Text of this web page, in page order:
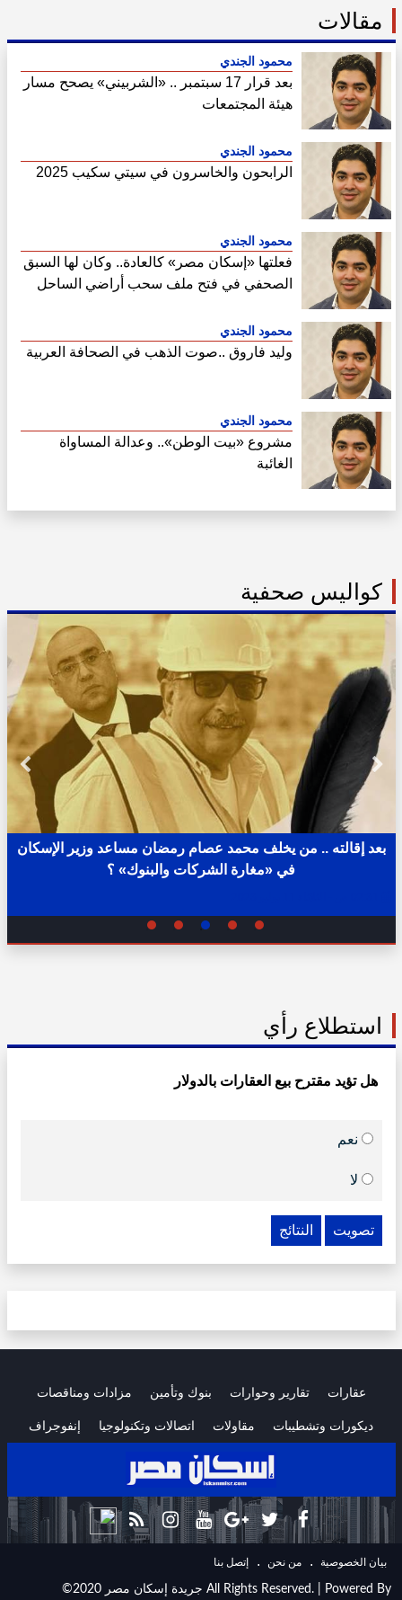
مقالات
محمود الجندي
بعد قرار 17 سبتمبر .. «الشربيني» يصحح مسار
هيئة المجتمعات
محمود الجندي
الرابحون والخاسرون في سيتي سكيب 2025
محمود الجندي
فعلتها «إسكان مصر» كالعادة.. وكان لها السبق
الصحفي في فتح ملف سحب أراضي الساحل
محمود الجندي
وليد فاروق ..صوت الذهب في الصحافة العربية
محمود الجندي
مشروع «بيت الوطن».. وعدالة المساواة
الغائبة
كواليس صحفية
بعد إقالته .. من يخلف محمد عصام رمضان مساعد وزير الإسكان
في «مغارة الشركات والبنوك» ؟
استطلاع رأي
هل تؤيد مقترح بيع العقارات بالدولار
نعم
لا
تصويت النتائج
عقارات تقارير وحوارات بنوك وتأمين مزادات ومناقصات
ديكورات وتشطيبات مقاولات اتصالات وتكنولوجيا إنفوجراف
ﺑﻴﺎﻥ اﻟﺨﺼﻮﺻﻴﺔ . ﻣﻦ ﻧﺤﻦ . ﺇﺗﺼﻞ ﺑﻨﺎ
©2020 جريدة إسكان مصر All Rights Reserved. | Powered By